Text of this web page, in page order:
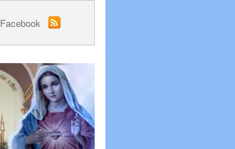
Facebook